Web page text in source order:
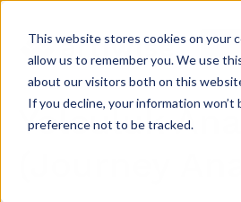
This website stores cookies on your
allow us to remember you. We use
about our visitors both on this
If you decline, your information
preference not to be tracked.
Yolculuk